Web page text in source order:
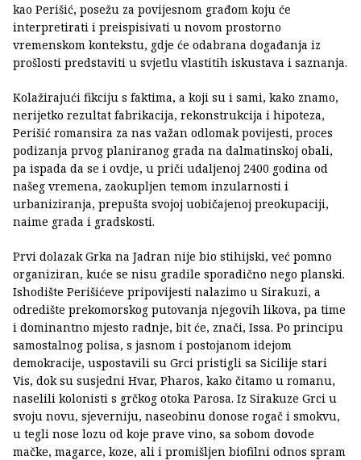
kao Perišić, posežu za povijesnom građom koju će
interpretirati i preispisivati u novom prostorno
vremenskom kontekstu, gdje će odabrana događanja iz
prošlosti predstaviti u svjetlu vlastitih iskustava i saznanja.
Kolažirajući fikciju s faktima, a koji su i sami, kako znamo,
nerijetko rezultat fabrikacija, rekonstrukcija i hipoteza,
Perišić romansira za nas važan odlomak povijesti, proces
podizanja prvog planiranog grada na dalmatinskoj obali,
pa ispada da se i ovdje, u priči udaljenoj 2400 godina od
našeg vremena, zaokupljen temom inzularnosti i
urbaniziranja, prepušta svojoj uobičajenoj preokupaciji,
naime grada i gradskosti.
Prvi dolazak Grka na Jadran nije bio stihijski, već pomno
organiziran, kuće se nisu gradile sporadično nego planski.
Ishodište Perišićeve pripovijesti nalazimo u Sirakuzi, a
odredište prekomorskog putovanja njegovih likova, pa time
i dominantno mjesto radnje, bit će, znači, Issa. Po principu
samostalnog polisa, s jasnom i postojanom idejom
demokracije, uspostavili su Grci pristigli sa Sicilije stari
Vis, dok su susjedni Hvar, Pharos, kako čitamo u romanu,
naselili kolonisti s grčkog otoka Parosa. Iz Sirakuze Grci u
svoju novu, sjeverniju, naseobinu donose rogač i smokvu,
u tegli nose lozu od koje prave vino, sa sobom dovode
mačke, magarce, koze, ali i promišljen biofilni odnos spram